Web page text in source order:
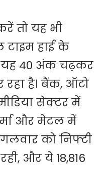
तो यह भी
टाइम हाई के
यह 40 अंक चढ़कर
रहा है। बैंक, ऑटो
सेक्टर में
और मेटल में
को निफ्टी
और ये 18,816